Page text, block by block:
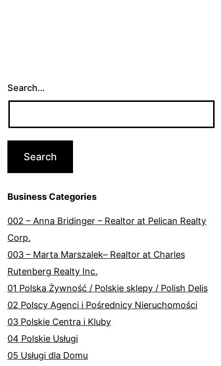
Search…
Business Categories
002 – Anna Bridinger – Realtor at Pelican Realty
Corp.
003 – Marta Marszalek– Realtor at Charles
Rutenberg Realty Inc.
01 Polska Żywność / Polskie sklepy / Polish Delis
02 Polscy Agenci i Pośrednicy Nieruchomości
03 Polskie Centra i Kluby
04 Polskie Usługi
05 Usługi dla Domu